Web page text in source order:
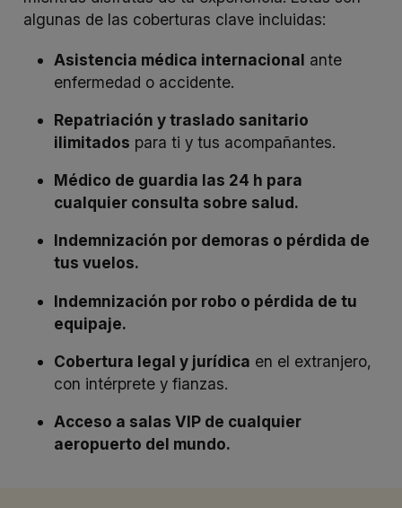
algunas de las coberturas clave incluidas:
Asistencia médica internacional ante
enfermedad o accidente.
Repatriación y traslado sanitario
ilimitados para ti y tus acompañantes.
Médico de guardia las 24 h para
cualquier consulta sobre salud.
Indemnización por demoras o pérdida de
tus vuelos.
Indemnización por robo o pérdida de tu
equipaje.
Cobertura legal y jurídica en el extranjero,
con intérprete y fianzas.
Acceso a salas VIP de cualquier
aeropuerto del mundo.